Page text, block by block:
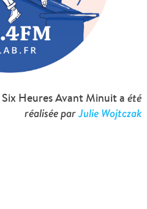
Six Heures Avant Minuit a été
réalisée parJulie Wojtczak